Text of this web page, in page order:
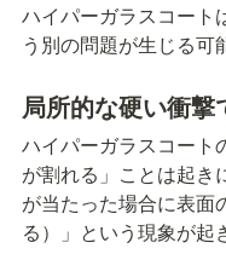
ハイパーガラスコート
う別の問題が生じる可
局所的な硬い衝撃
ハイパーガラスコート
が割れる」ことは起き
が当たった場合に表面
る）」という現象が起